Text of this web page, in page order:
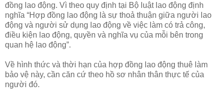
đồng lao động. Vì theo quy định tại Bộ luật lao động định
nghĩa “Hợp đồng lao động là sự thoả thuận giữa người lao
động và người sử dụng lao động về việc làm có trả công,
điều kiện lao động, quyền và nghĩa vụ của mỗi bên trong
quan hệ lao động”.
Về hình thức và thời hạn của hợp đồng lao động thuê làm
bảo vệ này, cần căn cứ theo hồ sơ nhân thân thực tế của
người đó.